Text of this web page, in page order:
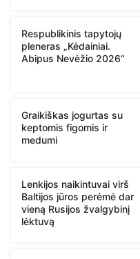
Respublikinis tapytojų
pleneras „Kėdainiai.
Abipus Nevėžio 2026“
Graikiškas jogurtas su
keptomis figomis ir
medumi
Lenkijos naikintuvai virš
Baltijos jūros perėmė dar
vieną Rusijos žvalgybinį
lėktuvą